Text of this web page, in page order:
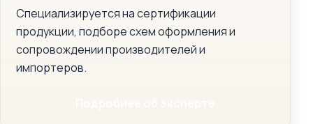
Специализируется на сертификации
продукции, подборе схем оформления и
сопровождении производителей и
импортеров.